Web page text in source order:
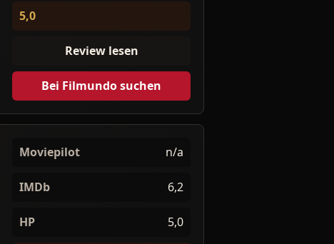
5,0
Review lesen
Bei Filmundo suchen
Moviepilot n/a
IMDb 6,2
HP 5,0